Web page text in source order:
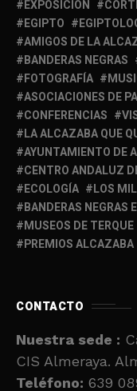
EXPOSICIÓN
EGIPTO
AMIGOS DE LA
BANDERAS NEGRAS
FOTOGRAFÍA
ASOCIACIONES DE
CONFERENCIAS
LA ALCAZABA QUE
AYUNTAMIENTO DE
CENTRO ANDALUZ
ECOLOGÍA
LOS
BANDERAS NEGRAS
MUSEOS DE TERQUE
PREMIOS ALCAZABA
CONTACTO
Nuestra sede :
CIS Almeraya.
Teléfono: 639